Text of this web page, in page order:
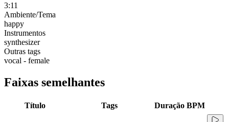
3:11
Ambiente/Tema
happy
Instrumentos
synthesizer
Outras tags
vocal - female
Faixas semelhantes
Título Tags Duração BPM